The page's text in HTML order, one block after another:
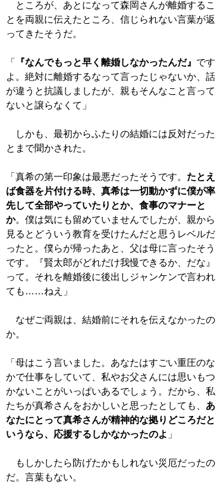
ところが、あとになって森岡さんが離婚するこ
とを両親に伝えたところ、信じられない言葉が返
ってきたそうだ。
「 『なんでもっと早く離婚しなかったんだ』 です
よ。絶対に離婚するなって言ったじゃないか、話
が違うと抗議しましたが、親もそんなこと言って
ないと譲らなくて」
しかも、最初からふたりの結婚には反対だった
とまで聞かされた。
「真希の第一印象は最悪だったそうです。 たとえ
ば食器を片付ける時、真希は一切動かずに僕が率
先して全部やっていたりとか、食事のマナーと
か。僕は気にも留めていませんでしたが、親から
見るとどういう教育を受けたんだと思うレベルだ
ったと。僕らが帰ったあと、父は母に言ったそう
です。『賢太郎がどれだけ我慢できるか、だな』
って。それを離婚後に後出しジャンケンで言われ
ても……ねえ」
なぜご両親は、結婚前にそれを伝えなかったの
か。
「母はこう言いました。あなたはすごい重圧のな
かで仕事をしていて、私やお父さんには思いもつ
かないことがいっぱいあるでしょう。だから、私
たちが真希さんをおかしいと思ったとしても、 あ
なたにとって真希さんが精神的な拠りどころだと
いうなら、応援するしかなかったのよ 」
もしかしたら防げたかもしれない災厄だったの
だ。言葉もない。